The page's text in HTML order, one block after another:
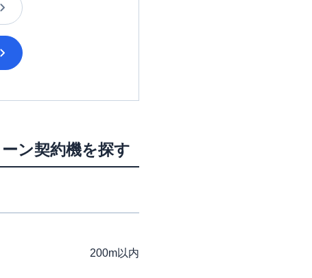
ン契約機を探す
200m以内